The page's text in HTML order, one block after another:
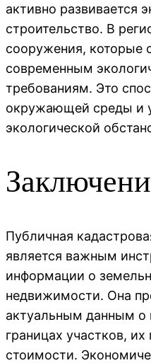
активно развивается
строительство. В
сооружения, которые
современным
требованиям. Это
окружающей среды и
экологической
Публичная
является важным
информации о
недвижимости. Она
актуальным данным о
границах участков,
стоимости.